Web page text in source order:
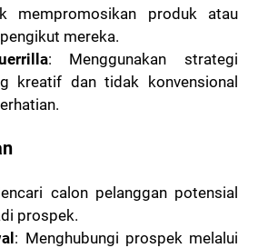
mempromosikan produk atau
mereka.
: Menggunakan strategi
kreatif dan tidak konvensional
calon pelanggan potensial
prospek.
: Menghubungi prospek melalui